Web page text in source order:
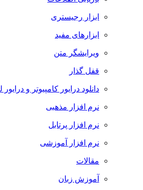
ابزار رجیستری
ابزارهای مفید
ویرایشگر متن
قفل گذار
دانلود درایور کامپیوتر و درایور لپ تاپ
نرم افزار مذهبی
نرم افزار پرتابل
نرم افزار آموزشی
مقالات
آموزش زبان